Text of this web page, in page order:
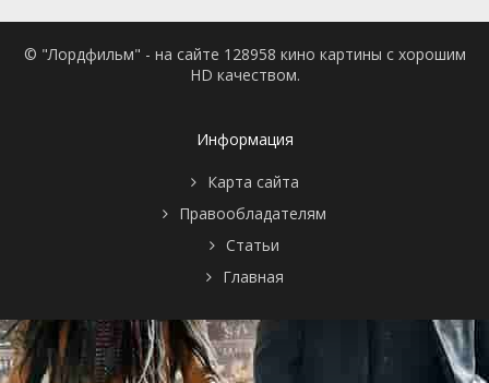
© "Лордфильм" - на сайте 128958 кино картины с хорошим
HD качеством.
Информация
Карта сайта
Правообладателям
Статьи
Главная